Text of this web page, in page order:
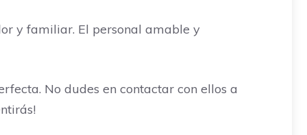
y familiar. El personal amable y
No dudes en contactar con ellos a